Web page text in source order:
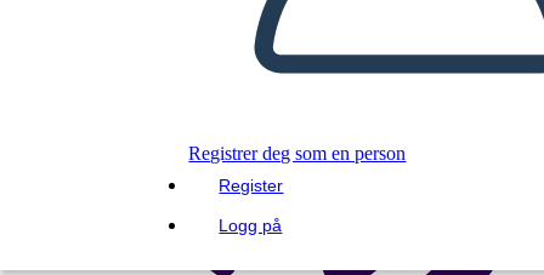
Registrer deg som en person
Register
Logg på